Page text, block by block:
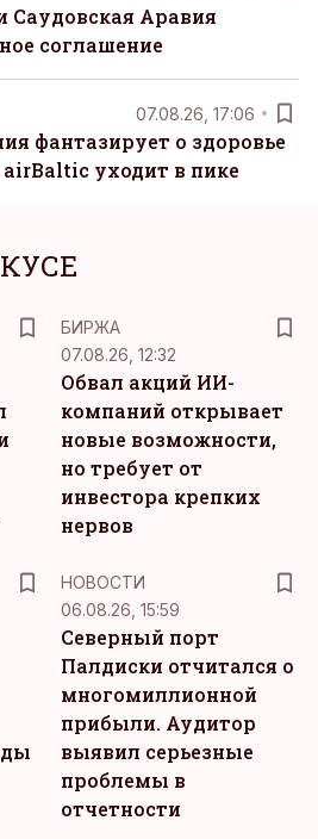
Саудовская Аравия
соглашение
07.08.26, 17:06
фантазирует о здоровье
airBaltic уходит в пике
БИРЖА
07.08.26, 12:32
Обвал акций ИИ-
компаний открывает
новые возможности,
но требует от
инвестора крепких
нервов
НОВОСТИ
06.08.26, 15:59
Северный порт
Палдиски отчитался о
многомиллионной
прибыли. Аудитор
выявил серьезные
проблемы в
отчетности